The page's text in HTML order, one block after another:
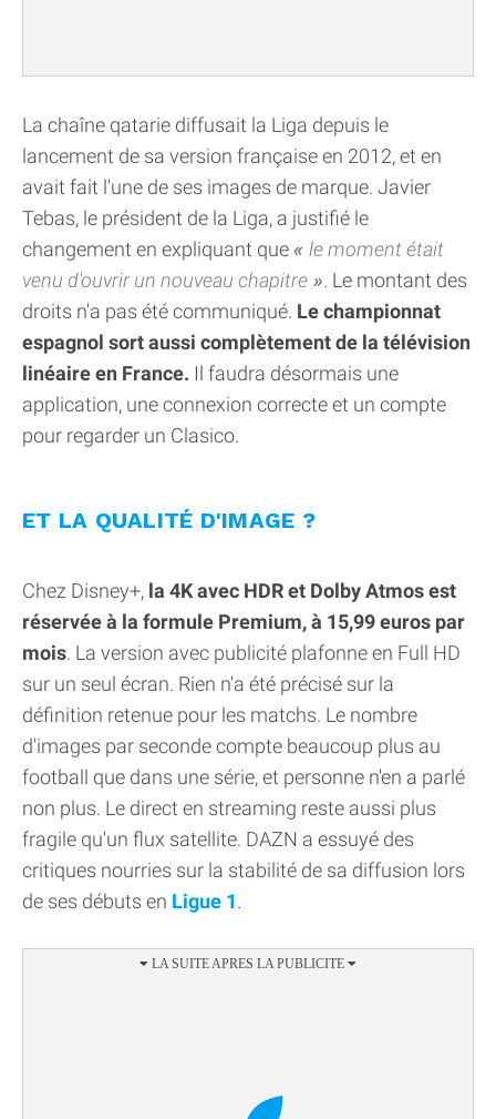
La chaîne qatarie diffusait la Liga depuis le
lancement de sa version française en 2012, et en
avait fait l'une de ses images de marque. Javier
Tebas, le président de la Liga, a justifié le
changement en expliquant que
le moment était
venu d'ouvrir un nouveau chapitre
. Le montant des
droits n'a pas été communiqué. Le championnat
espagnol sort aussi complètement de la télévision
linéaire en France. Il faudra désormais une
application, une connexion correcte et un compte
pour regarder un Clasico.
ET LA QUALITÉ D'IMAGE ?
Chez Disney+, la 4K avec HDR et Dolby Atmos est
réservée à la formule Premium, à 15,99 euros par
mois. La version avec publicité plafonne en Full HD
sur un seul écran. Rien n'a été précisé sur la
définition retenue pour les matchs. Le nombre
d'images par seconde compte beaucoup plus au
football que dans une série, et personne n'en a parlé
non plus. Le direct en streaming reste aussi plus
fragile qu'un flux satellite. DAZN a essuyé des
critiques nourries sur la stabilité de sa diffusion lors
de ses débuts en Ligue 1.